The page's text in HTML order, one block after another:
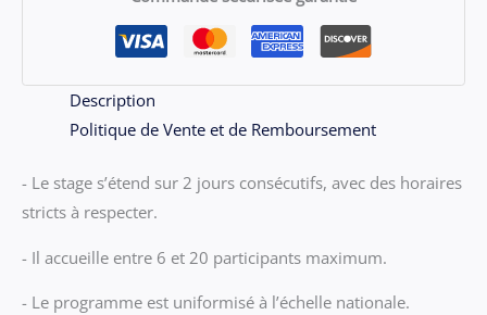
Novembre
Description
Politique de Vente et de Remboursement
- Le stage s’étend sur 2 jours consécutifs, avec des horaires
stricts à respecter.
- Il accueille entre 6 et 20 participants maximum.
- Le programme est uniformisé à l’échelle nationale.